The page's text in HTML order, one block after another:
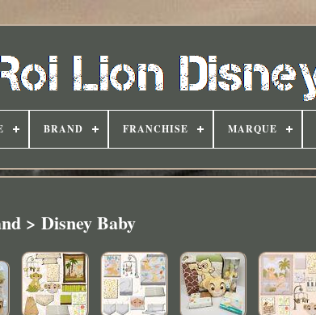
BRAND FRANCHISE MARQUE
> Disney Baby